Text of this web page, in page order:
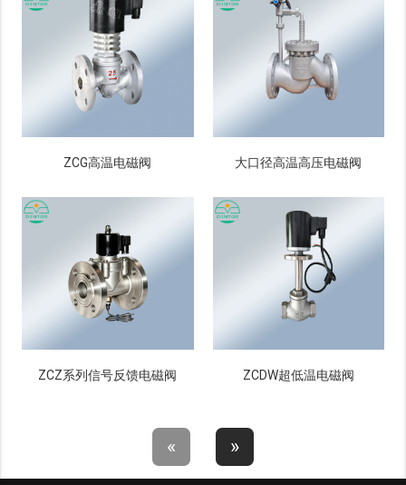
ZCG高温电磁阀 大口径高温高压电磁阀
ZCZ系列信号反馈电磁阀 ZCDW超低温电磁阀
« »